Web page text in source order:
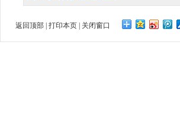
返回顶部 打印本页 关闭窗口